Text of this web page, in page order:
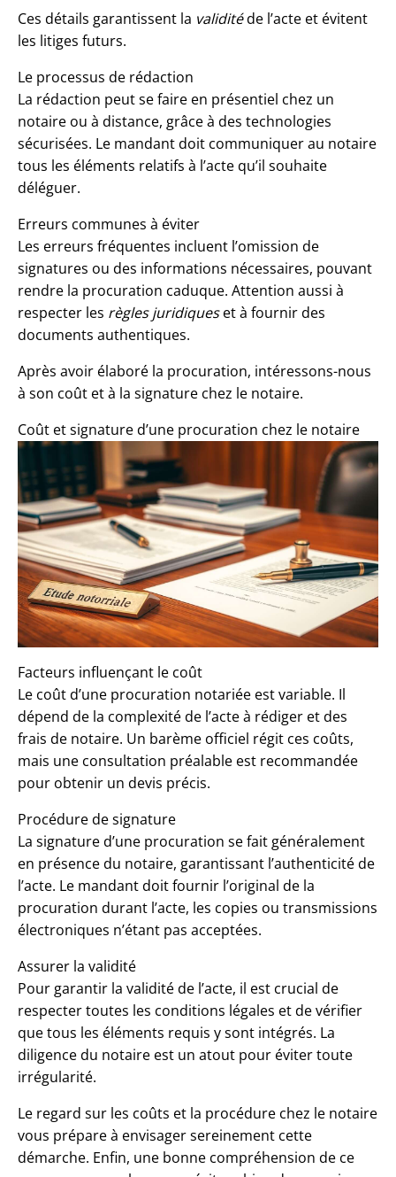
Ces détails garantissent la validitéde l’acte et évitent
les litiges futurs.
Le processus de rédaction
La rédaction peut se faire en présentiel chez un
notaire ou à distance, grâce à des technologies
sécurisées. Le mandant doit communiquer au notaire
tous les éléments relatifs à l’acte qu’il souhaite
déléguer.
Erreurs communes à éviter
Les erreurs fréquentes incluent l’omission de
signatures ou des informations nécessaires, pouvant
rendre la procuration caduque. Attention aussi à
respecter les règles juridiqueset à fournir des
documents authentiques.
Après avoir élaboré la procuration, intéressons-nous
à son coût et à la signature chez le notaire.
Coût et signature d’une procuration chez le notaire
Facteurs influençant le coût
Le coût d’une procuration notariée est variable. Il
dépend de la complexité de l’acte à rédiger et des
frais de notaire. Un barème officiel régit ces coûts,
mais une consultation préalable est recommandée
pour obtenir un devis précis.
Procédure de signature
La signature d’une procuration se fait généralement
en présence du notaire, garantissant l’authenticité de
l’acte. Le mandant doit fournir l’original de la
procuration durant l’acte, les copies ou transmissions
électroniques n’étant pas acceptées.
Assurer la validité
Pour garantir la validité de l’acte, il est crucial de
respecter toutes les conditions légales et de vérifier
que tous les éléments requis y sont intégrés. La
diligence du notaire est un atout pour éviter toute
irrégularité.
Le regard sur les coûts et la procédure chez le notaire
vous prépare à envisager sereinement cette
démarche. Enfin, une bonne compréhension de ce